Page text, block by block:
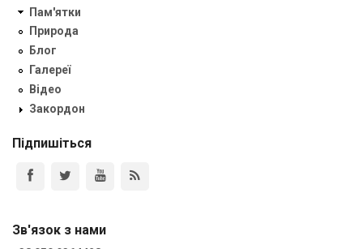
Пам'ятки
Природа
Блог
Галереї
Відео
Закордон
Підпишіться
Зв'язок з нами